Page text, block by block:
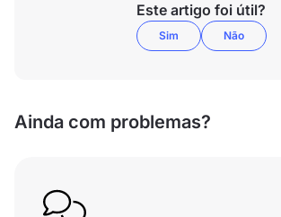
Este artigo foi útil?
Sim Não
Ainda com problemas?